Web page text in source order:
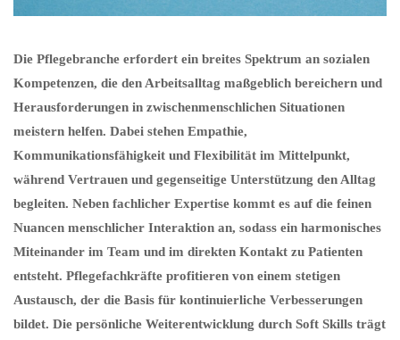
Die Pflegebranche erfordert ein breites Spektrum an sozialen
Kompetenzen, die den Arbeitsalltag maßgeblich bereichern und
Herausforderungen in zwischenmenschlichen Situationen
meistern helfen. Dabei stehen Empathie,
Kommunikationsfähigkeit und Flexibilität im Mittelpunkt,
während Vertrauen und gegenseitige Unterstützung den Alltag
begleiten. Neben fachlicher Expertise kommt es auf die feinen
Nuancen menschlicher Interaktion an, sodass ein harmonisches
Miteinander im Team und im direkten Kontakt zu Patienten
entsteht. Pflegefachkräfte profitieren von einem stetigen
Austausch, der die Basis für kontinuierliche Verbesserungen
bildet. Die persönliche Weiterentwicklung durch Soft Skills trägt